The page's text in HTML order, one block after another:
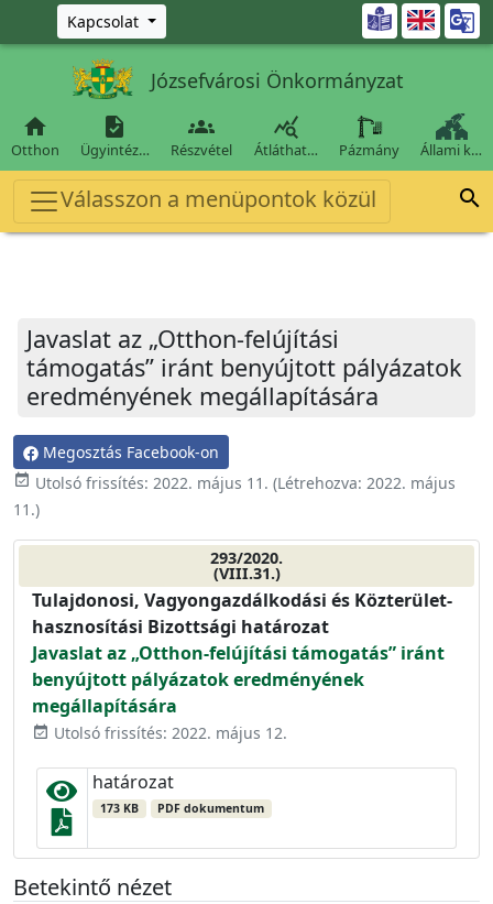
Ugrás a fő tartalomra
Kapcsolat 
Józsefvárosi Önkormányzat

Otthon

Ügyintéz…

Részvétel

Átláthat… Pázmány Állami k…
Válasszon a menüpontok közül 
Javaslat az „Otthon-felújítási
támogatás” iránt benyújtott pályázatok
eredményének megállapítására
Megosztás Facebook-on
event_available Utolsó frissítés: 2022. május 11. (Létrehozva: 2022. május
11.)
293/2020.
(VIII.31.)
Tulajdonosi, Vagyongazdálkodási és Közterület-
hasznosítási Bizottsági határozat
Javaslat az „Otthon-felújítási támogatás” iránt
benyújtott pályázatok eredményének
megállapítására
event_available Utolsó frissítés: 2022. május 12.
határozat
173 KB PDF dokumentum
Betekintő nézet